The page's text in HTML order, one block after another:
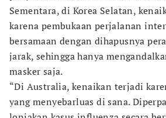
Sementara, di Korea Selatan,
karena pembukaan perjalanan
bersamaan dengan dihapusnya
jarak, sehingga hanya
masker saja.
“Di Australia, kenaikan terjadi
yang menyebarluas di sana.